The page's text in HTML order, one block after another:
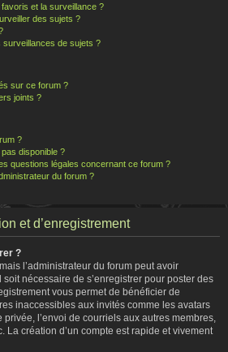
et la surveillance ?
des sujets ?
surveillances de sujets ?
sur ce forum ?
joints ?
?
pas disponible ?
questions légales concernant ce forum ?
du forum ?
et d’enregistrement
?
l’administrateur du forum peut avoir
soit nécessaire de s’enregistrer pour poster des
vous permet de bénéficier de
inaccessibles aux invités comme les avatars
l’envoi de courriels aux autres membres,
La création d’un compte est rapide et vivement